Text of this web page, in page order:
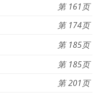
161
174
185
185
201